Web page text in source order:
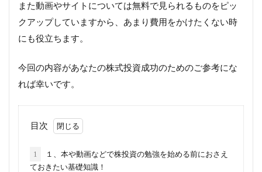
また動画やサイトについては無料で見られるものをピッ
クアップしていますから、あまり費用をかけたくない時
にも役立ちます。
今回の内容があなたの株式投資成功のためのご参考にな
れば幸いです。
目次
1
１、本や動画などで株投資の勉強を始める前におさえ
ておきたい基礎知識！